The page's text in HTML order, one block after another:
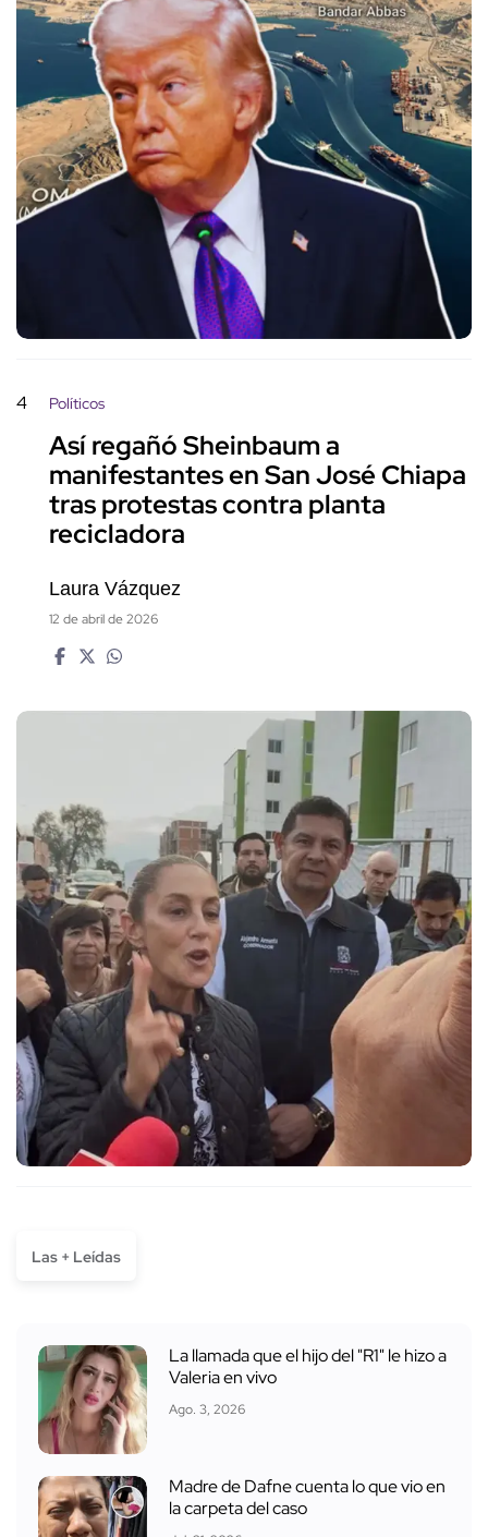
4 Políticos
Así regañó Sheinbaum a
manifestantes en San José Chiapa
tras protestas contra planta
recicladora
Laura Vázquez
12 de abril de 2026
Las + Leídas
La llamada que el hijo del "R1" le hizo a
Valeria en vivo
Ago. 3, 2026
Madre de Dafne cuenta lo que vio en
la carpeta del caso